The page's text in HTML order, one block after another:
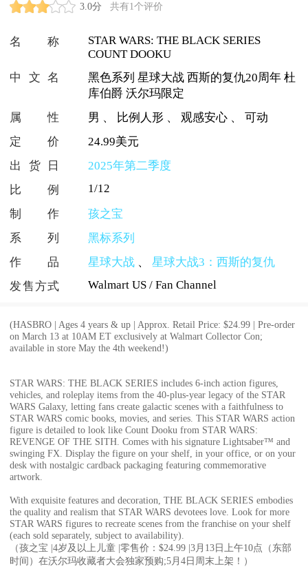
3.0分 共有1个评价
名称
STAR WARS: THE BLACK SERIES
COUNT DOOKU
中文名
黑色系列 星球大战 西斯的复仇20周年 杜
库伯爵 沃尔玛限定
属性
男 、 比例人形、 观感安心、 可动
定价
24.99美元
出货日
2025年第二季度
比例
1/12
制作
孩之宝
系列
黑标系列
作品
星球大战 、 星球大战3：西斯的复仇
发售方式
Walmart US / Fan Channel
(HASBRO | Ages 4 years & up | Approx. Retail Price: $24.99 | Pre-order
on March 13 at 10AM ET exclusively at Walmart Collector Con;
available in store May the 4th weekend!)
STAR WARS: THE BLACK SERIES includes 6-inch action figures,
vehicles, and roleplay items from the 40-plus-year legacy of the STAR
WARS Galaxy, letting fans create galactic scenes with a faithfulness to
STAR WARS comic books, movies, and series. This STAR WARS action
figure is detailed to look like Count Dooku from STAR WARS:
REVENGE OF THE SITH. Comes with his signature Lightsaber™ and
swinging FX. Display the figure on your shelf, in your office, or on your
desk with nostalgic cardback packaging featuring commemorative
artwork.
With exquisite features and decoration, THE BLACK SERIES embodies
the quality and realism that STAR WARS devotees love. Look for more
STAR WARS figures to recreate scenes from the franchise on your shelf
(each sold separately, subject to availability).
（孩之宝 |4岁及以上儿童 |零售价：$24.99 |3月13日上午10点（东部
时间）在沃尔玛收藏者大会独家预购;5月4日周末上架！）